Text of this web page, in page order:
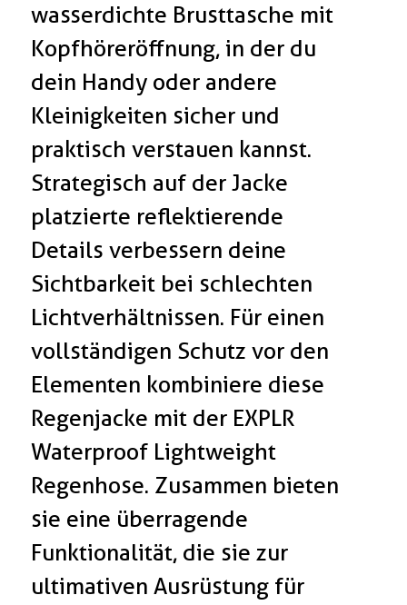
wasserdichte Brusttasche mit
Kopfhöreröffnung, in der du
dein Handy oder andere
Kleinigkeiten sicher und
praktisch verstauen kannst.
Strategisch auf der Jacke
platzierte reflektierende
Details verbessern deine
Sichtbarkeit bei schlechten
Lichtverhältnissen. Für einen
vollständigen Schutz vor den
Elementen kombiniere diese
Regenjacke mit der EXPLR
Waterproof Lightweight
Regenhose. Zusammen bieten
sie eine überragende
Funktionalität, die sie zur
ultimativen Ausrüstung für